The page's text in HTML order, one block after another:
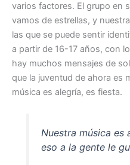
varios factores. El grupo en
vamos de estrellas, y
las que se puede sentir
a partir de 16-17 años, con
hay muchos mensajes de
que la juventud de ahora es
música es alegría, es fiesta.
Nuestra música es
eso a la gente le